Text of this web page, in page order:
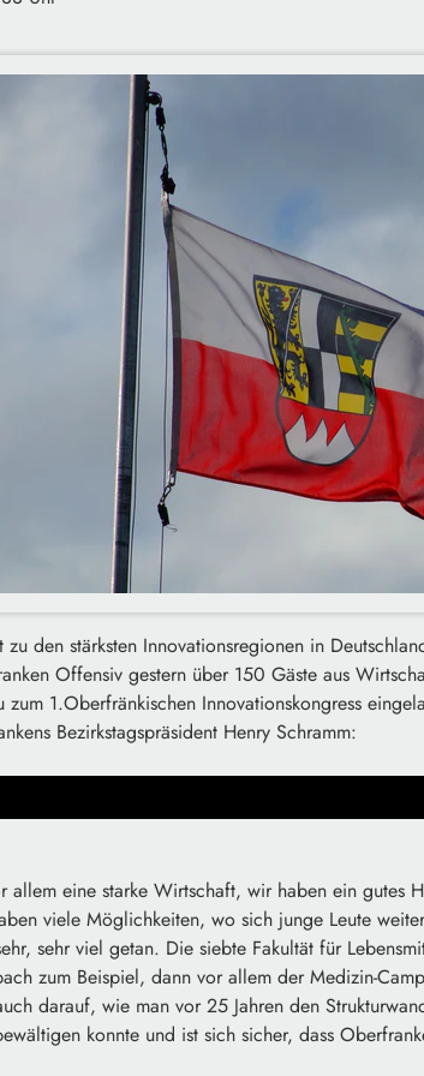
den stärksten Innovationsregionen in
Offensiv gestern über 150 Gäste aus
zum 1.Oberfränkischen Innovationskongress
Bezirkstagspräsident Henry Schramm:
allem eine starke Wirtschaft, wir haben ein gutes
viele Möglichkeiten, wo sich junge Leute
sehr viel getan. Die siebte Fakultät für
zum Beispiel, dann vor allem der Medizin-
darauf, wie man vor 25 Jahren den
konnte und ist sich sicher, dass